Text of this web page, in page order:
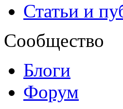
Статьи и
Сообщество
Блоги
Форум